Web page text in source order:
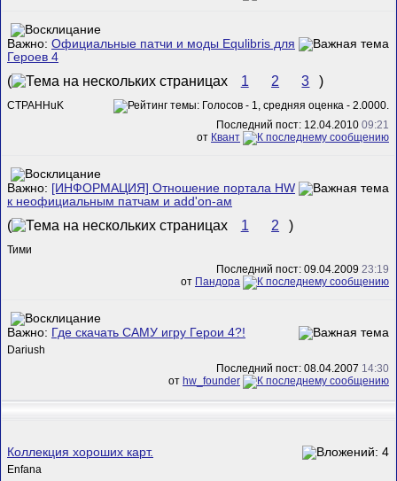
Важно: Официальные патчи и моды Equlibris для
Героев 4
( 1 2 3 )
CTPAHHuK
Последний пост: 12.04.2010 09:21
от Квант
Важно: [ИНФОРМАЦИЯ] Отношение портала HW
к неофициальным патчам и add'on-ам
( 1 2 )
Тими
Последний пост: 09.04.2009 23:19
от Пандора
Важно: Где скачать САМУ игру Герои 4?!
Dariush
Последний пост: 08.04.2007 14:30
от hw_founder
Коллекция хороших карт.
Enfana